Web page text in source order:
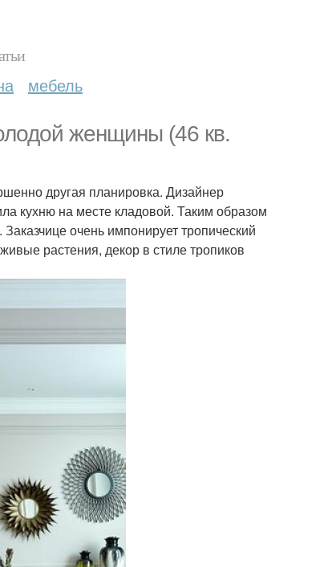
мебель
женщины (46 кв.
другая планировка. Дизайнер
кухню на месте кладовой. Таким образом
очень импонирует тропический
растения, декор в стиле тропиков